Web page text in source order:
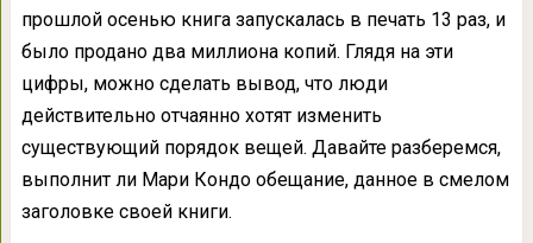
прошлой осенью книга запускалась в печать 13 раз, и
было продано два миллиона копий. Глядя на эти
цифры, можно сделать вывод, что люди
действительно отчаянно хотят изменить
существующий порядок вещей. Давайте разберемся,
выполнит ли Мари Кондо обещание, данное в смелом
заголовке своей книги.